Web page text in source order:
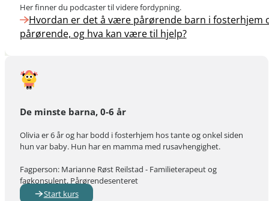
Her finner du podcaster til videre fordypning.
Hvordan er det å være pårørende barn i fosterhjem
pårørende, og hva kan være til hjelp?
De minste barna, 0-6 år
Olivia er 6 år og har bodd i fosterhjem hos tante og onkel siden
hun var baby. Hun har en mamma med rusavhengighet.
Fagperson: Marianne Røst Reilstad - Familieterapeut og
fagkonsulent, Pårørendesenteret
Start kurs